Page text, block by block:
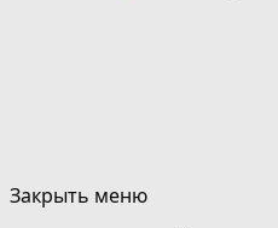
Закрыть меню